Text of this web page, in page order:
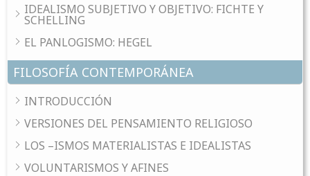
IDEALISMO SUBJETIVO Y OBJETIVO: FICHTE Y
SCHELLING
EL PANLOGISMO: HEGEL
FILOSOFÍA CONTEMPORÁNEA
INTRODUCCIÓN
VERSIONES DEL PENSAMIENTO RELIGIOSO
LOS –ISMOS MATERIALISTAS E IDEALISTAS
VOLUNTARISMOS Y AFINES